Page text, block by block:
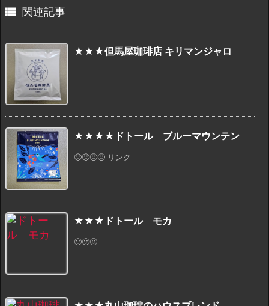
 関連記事
★★★但馬屋珈琲店 キリマンジャロ
★★★★ドトール ブルーマウンテン
🙂🙂🙂🙂 リンク
★★★ドトール モカ
🙂🙂🙂